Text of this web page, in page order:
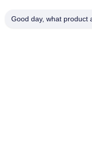
Good day, what product